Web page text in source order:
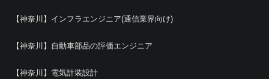
【神奈川】インフラエンジニア(通信業界向け)
【神奈川】自動車部品の評価エンジニア
【神奈川】電気計装設計